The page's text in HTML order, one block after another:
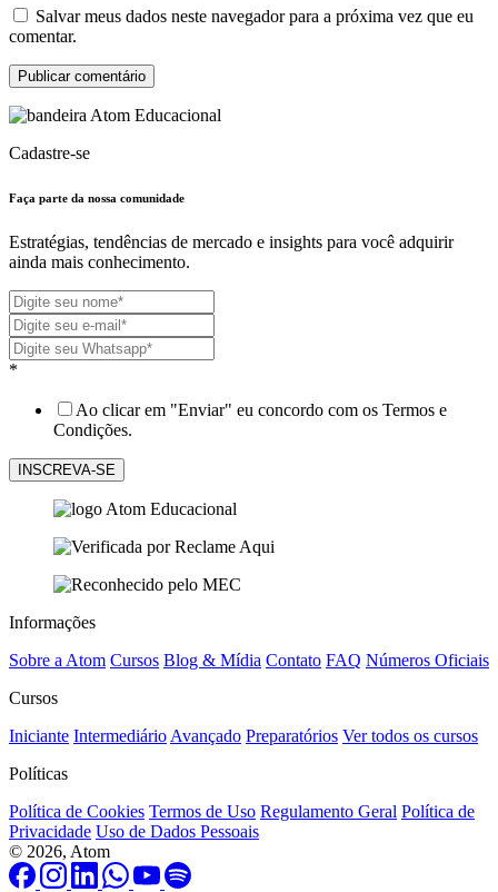
Salvar meus dados neste navegador para a próxima vez que eu
comentar.
Cadastre-se
Faça parte da nossa comunidade
Estratégias, tendências de mercado e insights para você adquirir
ainda mais conhecimento.
*
Ao clicar em "Enviar" eu concordo com os Termos e
Condições.
Informações
Sobre a Atom Cursos Blog & Mídia Contato FAQ Números Oficiais
Cursos
Iniciante Intermediário Avançado Preparatórios Ver todos os cursos
Políticas
Política de Cookies Termos de Uso Regulamento Geral Política de
Privacidade Uso de Dados Pessoais
© 2026, Atom